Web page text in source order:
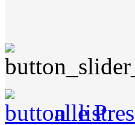
alle